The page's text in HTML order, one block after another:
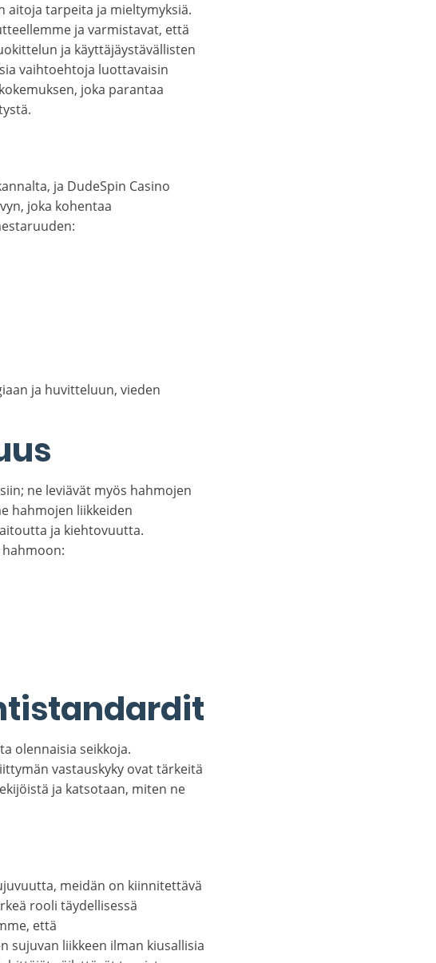
aitoja tarpeita ja mieltymyksiä.
ja varmistavat, että
ja käyttäjäystävällisten
vaihtoehtoja luottavaisin
joka parantaa
ja DudeSpin Casino
joka kohentaa
ja huvitteluun, vieden
ne leviävät myös hahmojen
hahmojen liikkeiden
ja kiehtovuutta.
olennaisia seikkoja.
vastauskyky ovat tärkeitä
ja katsotaan, miten ne
meidän on kiinnitettävä
rooli täydellisessä
että
liikkeen ilman kiusallisia